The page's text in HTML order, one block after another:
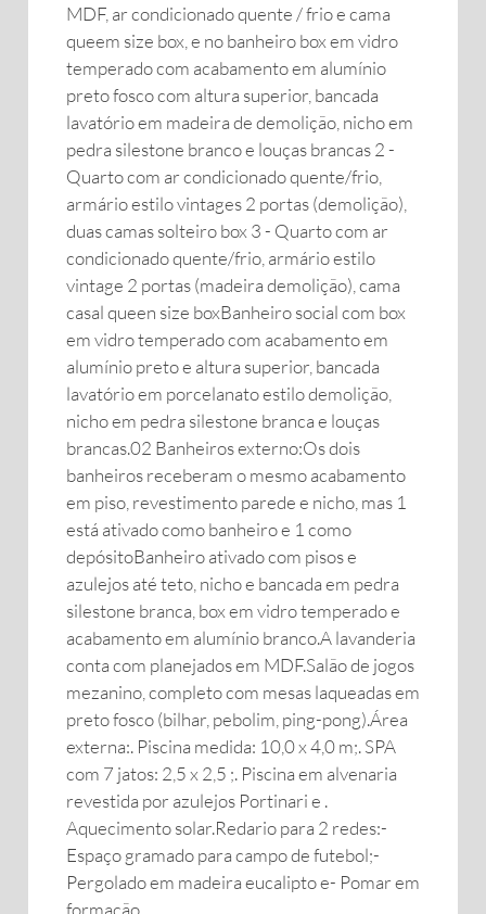
MDF, ar condicionado quente / frio e cama
queem size box, e no banheiro box em vidro
temperado com acabamento em alumínio
preto fosco com altura superior, bancada
lavatório em madeira de demolição, nicho em
pedra silestone branco e louças brancas 2 -
Quarto com ar condicionado quente/frio,
armário estilo vintages 2 portas (demolição),
duas camas solteiro box 3 - Quarto com ar
condicionado quente/frio, armário estilo
vintage 2 portas (madeira demolição), cama
casal queen size boxBanheiro social com box
em vidro temperado com acabamento em
alumínio preto e altura superior, bancada
lavatório em porcelanato estilo demolição,
nicho em pedra silestone branca e louças
brancas.02 Banheiros externo:Os dois
banheiros receberam o mesmo acabamento
em piso, revestimento parede e nicho, mas 1
está ativado como banheiro e 1 como
depósitoBanheiro ativado com pisos e
azulejos até teto, nicho e bancada em pedra
silestone branca, box em vidro temperado e
acabamento em alumínio branco.A lavanderia
conta com planejados em MDF.Salão de jogos
mezanino, completo com mesas laqueadas em
preto fosco (bilhar, pebolim, ping-pong).Área
externa:. Piscina medida: 10,0 x 4,0 m;. SPA
com 7 jatos: 2,5 x 2,5 ;. Piscina em alvenaria
revestida por azulejos Portinari e .
Aquecimento solar.Redario para 2 redes:-
Espaço gramado para campo de futebol;-
Pergolado em madeira eucalipto e- Pomar em
formação.